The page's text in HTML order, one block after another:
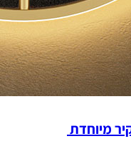
מיוחדת